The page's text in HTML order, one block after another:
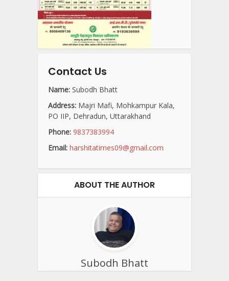
Contact Us
Name: Subodh Bhatt
Address: Majri Mafi, Mohkampur Kala,
PO IIP, Dehradun, Uttarakhand
Phone: 9837383994
Email: harshitatimes09@gmail.com
ABOUT THE AUTHOR
Subodh Bhatt